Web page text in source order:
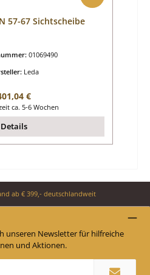
57-67 Sichtscheibe
01069490
Leda
Preis:
€
ca. 5-6 Wochen
Details
ab € 399,- deutschlandweit
unseren Newsletter für hilfreiche
und Aktionen.